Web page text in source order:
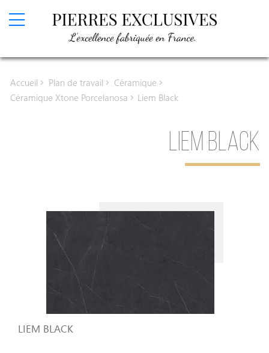
Plan de travail
Céramique
Céramique Infinity
Céramique Laminam
Céramique Neolith
Accueil Plan de travail
Céramique
Céramique Xtone Porcelanosa
Liem Black
LIEM BLACK
LIEM BLACK